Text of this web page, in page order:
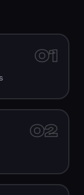
01
02